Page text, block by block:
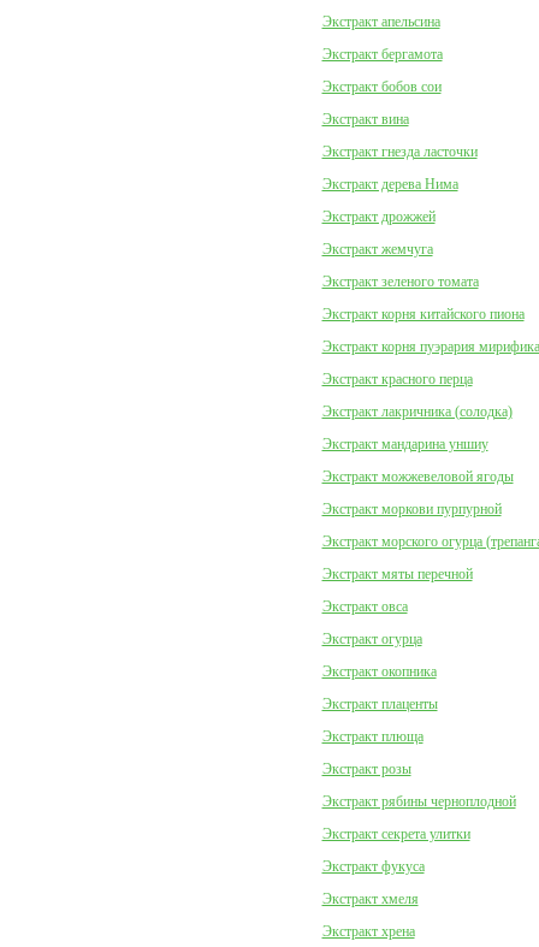
Экстракт апельсина
Экстракт бергамота
Экстракт бобов сои
Экстракт вина
Экстракт гнезда ласточки
Экстракт дерева Нима
Экстракт дрожжей
Экстракт жемчуга
Экстракт зеленого томата
Экстракт корня китайского пиона
Экстракт корня пуэрария мирифика
Экстракт красного перца
Экстракт лакричника (солодка)
Экстракт мандарина уншиу
Экстракт можжевеловой ягоды
Экстракт моркови пурпурной
Экстракт морского огурца
Экстракт мяты перечной
Экстракт овса
Экстракт огурца
Экстракт окопника
Экстракт плаценты
Экстракт плюща
Экстракт розы
Экстракт рябины черноплодной
Экстракт секрета улитки
Экстракт фукуса
Экстракт хмеля
Экстракт хрена